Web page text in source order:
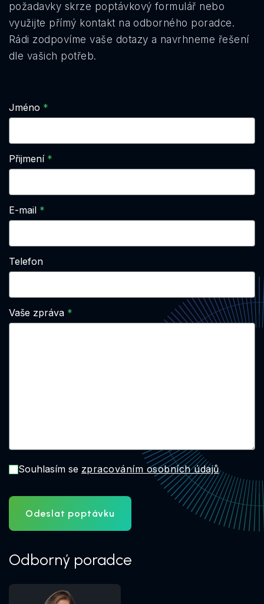
požadavky skrze poptávkový formulář nebo
využijte přímý kontakt na odborného poradce.
Rádi zodpovíme vaše dotazy a navrhneme řešení
dle vašich potřeb.
Jméno
Přijmení
E-mail
Telefon
Vaše zpráva
Souhlasím se zpracováním osobních údajů
Odeslat poptávku
Odborný poradce